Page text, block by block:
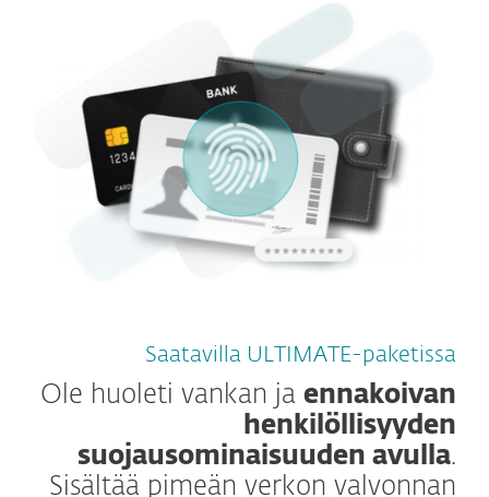
Saatavilla ULTIMATE-paketissa
Ole huoleti vankan ja ennakoivan
henkilöllisyyden
suojausominaisuuden avulla.
Sisältää pimeän verkon valvonnan